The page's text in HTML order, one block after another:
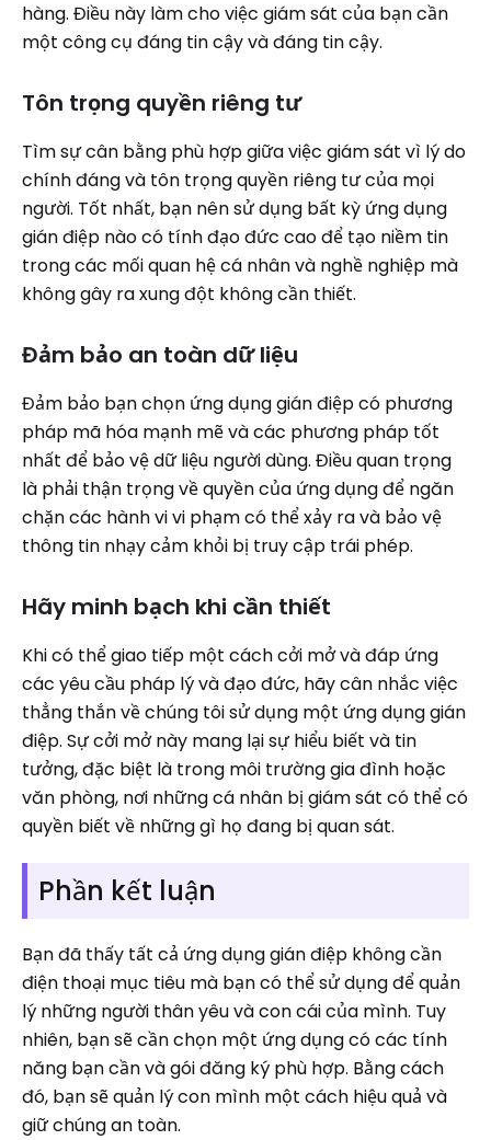
hàng. Điều này làm cho việc giám sát của bạn cần
một công cụ đáng tin cậy và đáng tin cậy.
Tôn trọng quyền riêng tư
Tìm sự cân bằng phù hợp giữa việc giám sát vì lý do
chính đáng và tôn trọng quyền riêng tư của mọi
người. Tốt nhất, bạn nên sử dụng bất kỳ ứng dụng
gián điệp nào có tính đạo đức cao để tạo niềm tin
trong các mối quan hệ cá nhân và nghề nghiệp mà
không gây ra xung đột không cần thiết.
Đảm bảo an toàn dữ liệu
Đảm bảo bạn chọn ứng dụng gián điệp có phương
pháp mã hóa mạnh mẽ và các phương pháp tốt
nhất để bảo vệ dữ liệu người dùng. Điều quan trọng
là phải thận trọng về quyền của ứng dụng để ngăn
chặn các hành vi vi phạm có thể xảy ra và bảo vệ
thông tin nhạy cảm khỏi bị truy cập trái phép.
Hãy minh bạch khi cần thiết
Khi có thể giao tiếp một cách cởi mở và đáp ứng
các yêu cầu pháp lý và đạo đức, hãy cân nhắc việc
thẳng thắn về chúng tôi sử dụng một ứng dụng gián
điệp. Sự cởi mở này mang lại sự hiểu biết và tin
tưởng, đặc biệt là trong môi trường gia đình hoặc
văn phòng, nơi những cá nhân bị giám sát có thể có
quyền biết về những gì họ đang bị quan sát.
Phần kết luận
Bạn đã thấy tất cả ứng dụng gián điệp không cần
điện thoại mục tiêu mà bạn có thể sử dụng để quản
lý những người thân yêu và con cái của mình. Tuy
nhiên, bạn sẽ cần chọn một ứng dụng có các tính
năng bạn cần và gói đăng ký phù hợp. Bằng cách
đó, bạn sẽ quản lý con mình một cách hiệu quả và
giữ chúng an toàn.